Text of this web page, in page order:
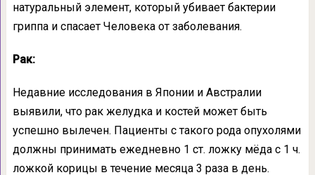
натуральный элемент, который убивает бактерии
гриппа и спасает Человека от заболевания.
Рак:
Недавние исследования в Японии и Австралии
выявили, что рак желудка и костей может быть
успешно вылечен. Пациенты с такого рода опухолями
должны принимать ежедневно 1 ст. ложку мёда с 1 ч.
ложкой корицы в течение месяца 3 раза в день.